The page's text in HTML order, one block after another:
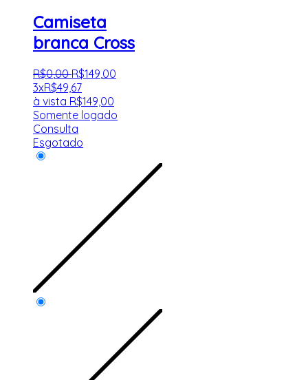
Camiseta
branca Cross
R$0,00 R$149 00
3xR$49,67
à vista R$149,00
Somente logado
Consulta
Esgotado